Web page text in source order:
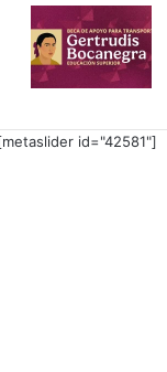
id="42581"]